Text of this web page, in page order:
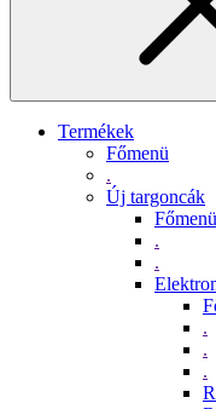
Termékek
Főmenü
.
Új targoncák
Főmenü
.
.
.
.
.